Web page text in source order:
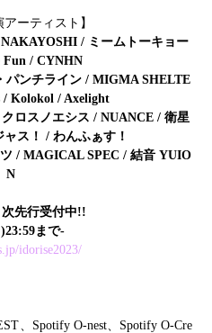
アーティスト】
/ ミームトーキョー
Fun / CYNHN
パンチライン / MIGMA SHELTE
/ Kolokol / Axelight
ロスノエシス / NUANCE / 衛星
ス！ / わんふぁす！
/ MAGICAL SPEC / 結音 YUIO
N
先行受付中!!
まで-
idorise2023/
、Spotify O-nest、Spotify O-Cre